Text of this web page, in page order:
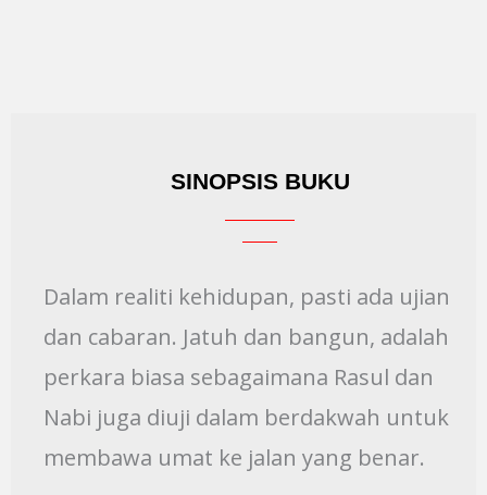
SINOPSIS BUKU
Dalam realiti kehidupan, pasti ada ujian
dan cabaran. Jatuh dan bangun, adalah
perkara biasa sebagaimana Rasul dan
Nabi juga diuji dalam berdakwah untuk
membawa umat ke jalan yang benar.